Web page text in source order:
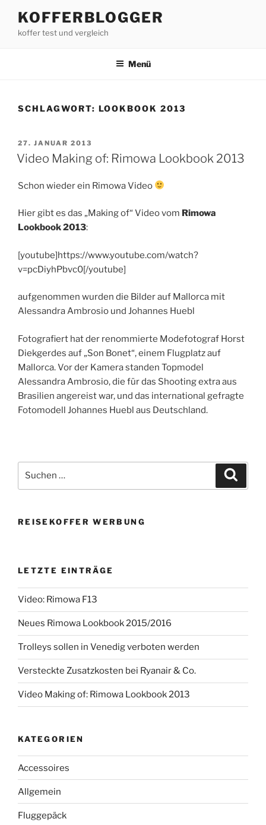
Inhalt
springen
KOFFERBLOGGER
koffer test und vergleich
Menü
SCHLAGWORT: LOOKBOOK 2013
VERÖFFENTLICHT
AM
27. JANUAR 2013
Video Making of: Rimowa Lookbook 2013
Schon wieder ein Rimowa Video
Hier gibt es das „Making of“ Video vom Rimowa
Lookbook 2013:
[youtube]https://www.youtube.com/watch?
v=pcDiyhPbvc0[/youtube]
aufgenommen wurden die Bilder auf Mallorca mit
Alessandra Ambrosio und Johannes Huebl
Fotografiert hat der renommierte Modefotograf Horst
Diekgerdes auf „Son Bonet“, einem Flugplatz auf
Mallorca. Vor der Kamera standen Topmodel
Alessandra Ambrosio, die für das Shooting extra aus
Brasilien angereist war, und das international gefragte
Fotomodell Johannes Huebl aus Deutschland.
nach:
REISEKOFFER WERBUNG
LETZTE EINTRÄGE
Video: Rimowa F13
Neues Rimowa Lookbook 2015/2016
Trolleys sollen in Venedig verboten werden
Versteckte Zusatzkosten bei Ryanair & Co.
Video Making of: Rimowa Lookbook 2013
KATEGORIEN
Accessoires
Allgemein
Fluggepäck